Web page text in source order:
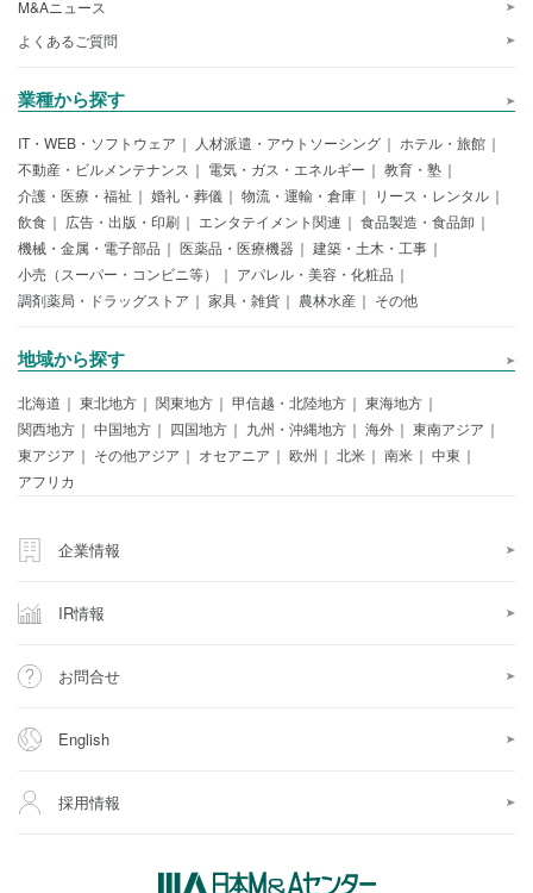
M&Aニュース
よくあるご質問
業種から探す
IT・WEB・ソフトウェア 人材派遣・アウトソーシング
ホテル・旅館
不動産・ビルメンテナンス
電気・ガス・エネルギー
教育・塾
介護・医療・福祉
婚礼・葬儀 物流・運輸・倉庫
リース・レンタル
飲食
広告・出版・印刷 エンタテイメント関連
食品製造・食品卸
機械・金属・電子部品
医薬品・医療機器
建築・土木・工事
小売（スーパー・コンビニ等）
アパレル・美容・化粧品
調剤薬局・ドラッグストア
家具・雑貨 農林水産 その他
地域から探す
北海道 東北地方 関東地方 甲信越・北陸地方
東海地方
関西地方
中国地方 四国地方 九州・沖縄地方 海外
東南アジア
東アジア
その他アジア オセアニア 欧州 北米 南米
中東
アフリカ
企業情報
IR情報
お問合せ
English
採用情報